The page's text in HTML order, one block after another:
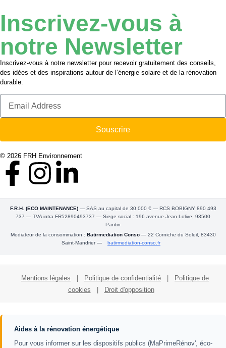
Inscrivez-vous à
notre Newsletter
Inscrivez-vous à notre newsletter pour recevoir gratuitement des conseils,
des idées et des inspirations autour de l’énergie solaire et de la rénovation
durable.
Souscrire
© 2026 FRH Environnement
F.R.H. (ECO MAINTENANCE)— SAS au capital de 30 000 € — RCS BOBIGNY 890 493
737 — TVA intra FR52890493737 — Siege social : 196 avenue Jean Lolive, 93500
Pantin
Mediateur de la consommation : Batirmediation Conso— 22 Corniche du Soleil, 83430
Saint-Mandrier —
batirmediation-conso.fr
Mentions légales Politique de confidentialité
Politique de
cookies
Droit d'opposition
Aides à la rénovation énergétique
Pour vous informer sur les dispositifs publics (MaPrimeRénov', éco-